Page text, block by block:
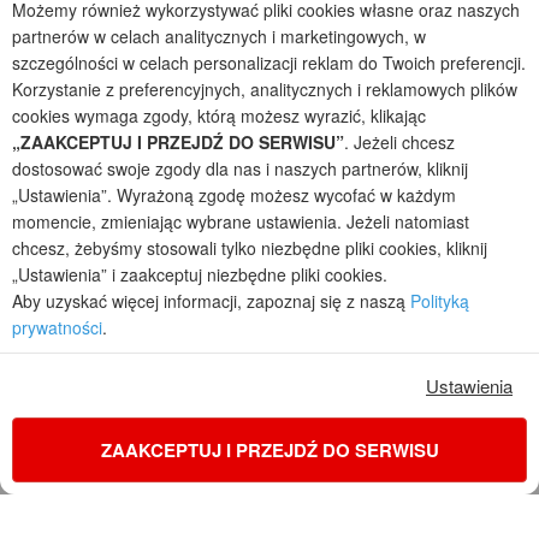
Projekty domów parterowych
2026 © ARCHON+ Biuro Projektów - Tradycyjne i nowoczesne gotowe
projekty domów - autorska pracownia architektoniczna założona w 1990r.
przez arch. Barbarę Mendel
Z uwagi na ciągłe doskonalenie procesu powstawania projektów (zgodnie z
normą ISO 9001), prezentowane na stronie projekty domów mogą
nieznacznie różnić się od dokumentacji technicznej.
Informujemy, iż w celu optymalizacji treści dostępnych w naszym sklepie,
dostosowania ich do Państwa indywidualnych potrzeb korzystamy z
informacji zapisanych za pomocą plików cookies na urządzeniach
końcowych użytkowników. Pliki cookies użytkownik może kontrolować za
pomocą ustawień swojej przeglądarki internetowej. Dalsze korzystanie z
naszego serwisu internetowego, bez zmiany ustawień przeglądarki
internetowej oznacza, iż użytkownik akceptuje stosowanie plików cookies.
Możemy również wykorzystywać pliki cookies własne oraz naszych
partnerów w celach analitycznych i marketingowych, w
szczególności w celach personalizacji reklam do Twoich preferencji.
Korzystanie z preferencyjnych, analitycznych i reklamowych plików
cookies wymaga zgody, którą możesz wyrazić, klikając
„ZAAKCEPTUJ I PRZEJDŹ DO SERWISU”. Jeżeli chcesz
dostosować swoje zgody dla nas i naszych partnerów, kliknij
„Ustawienia”. Wyrażoną zgodę możesz wycofać w każdym
momencie, zmieniając wybrane ustawienia. Jeżeli natomiast
chcesz, żebyśmy stosowali tylko niezbędne pliki cookies, kliknij
„Ustawienia” i zaakceptuj niezbędne pliki cookies.
Aby uzyskać więcej informacji, zapoznaj się z naszą Polityką
prywatności.
Ustawienia
ZAAKCEPTUJ I PRZEJDŹ DO SERWISU